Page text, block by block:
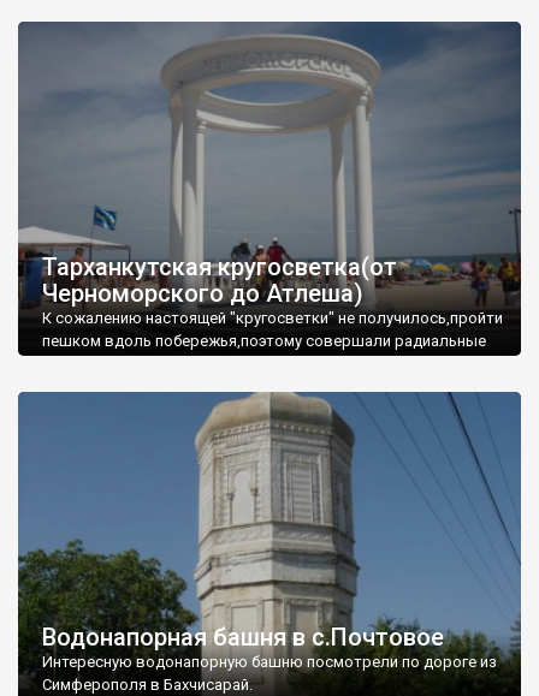
Тарханкутская кругосветка(от
Черноморского до Атлеша)
К сожалению настоящей "кругосветки" не получилось,пройти
пешком вдоль побережья,поэтому совершали радиальные
Водонапорная башня в с.Почтовое
Интересную водонапорную башню посмотрели по дороге из
Симферополя в Бахчисарай.